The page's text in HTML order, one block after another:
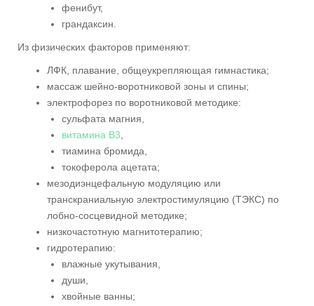
фенибут,
грандаксин.
Из физических факторов применяют:
ЛФК, плавание, общеукрепляющая гимнастика;
массаж шейно-воротниковой зоны и спины;
электрофорез по воротниковой методике:
сульфата магния,
витамина B3
тиамина бромида,
токоферола ацетата;
мезодиэнцефальную модуляцию или
транскраниальную электростимуляцию (ТЭКС) по
лобно-сосцевидной методике;
низкочастотную магнитотерапию;
гидротерапию:
влажные укутывания,
души,
хвойные ванны;